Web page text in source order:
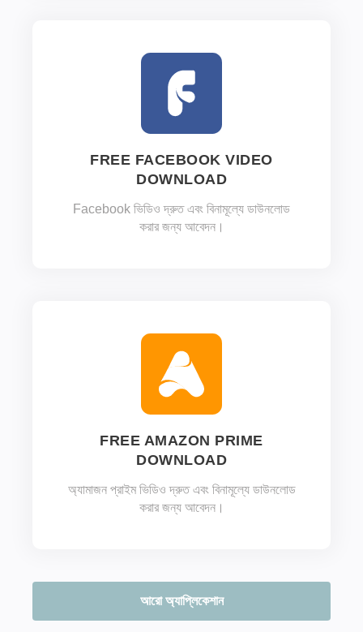
FREE FACEBOOK VIDEO
DOWNLOAD
Facebook ভিডিও দ্রুত এবং বিনামূল্যে ডাউনলোড
করার জন্য আবেদন।
FREE AMAZON PRIME
DOWNLOAD
অ্যামাজন প্রাইম ভিডিও দ্রুত এবং বিনামূল্যে ডাউনলোড
করার জন্য আবেদন।
আরো অ্যাপ্লিকেশান